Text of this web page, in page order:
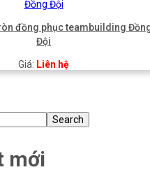
đồng phục teambuilding
Đội
Giá: Liên hệ
Search
mới